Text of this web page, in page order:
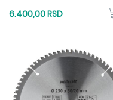
6.400,00 RSD